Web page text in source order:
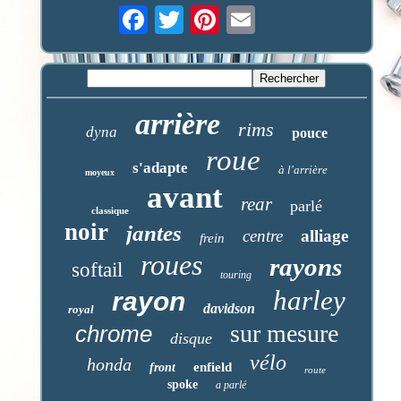
dyna arrière rims pouce
moyeux s'adapte roue à l'arrière
classique avant rear parlé
noir jantes frein centre alliage
softail roues touring rayons
royal rayon davidson harley
chrome disque sur mesure
honda front enfield vélo route
spoke a parlé